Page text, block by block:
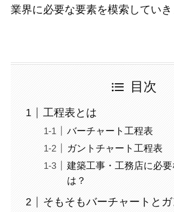
業界に必要な要素を模索していき
目次
工程表とは
バーチャート工程表
ガントチャート工程表
建築工事・工務店に必
は？
そもそもバーチャートと